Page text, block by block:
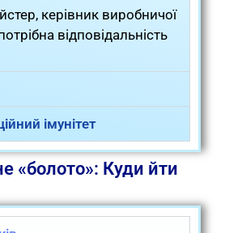
керівник виробничої
відповідальність
імунітет
«болото»: Куди йти